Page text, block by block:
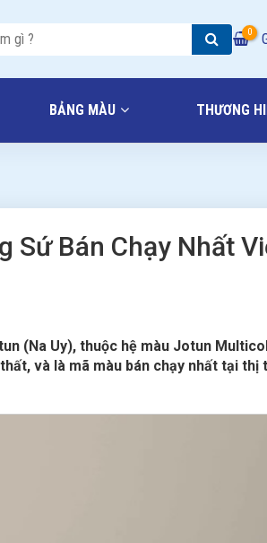
0
BẢNG MÀU THƯƠNG
Sứ Bán Chạy Nhất
(Na Uy), thuộc hệ màu Jotun
và là mã màu bán chạy nhất tại thị